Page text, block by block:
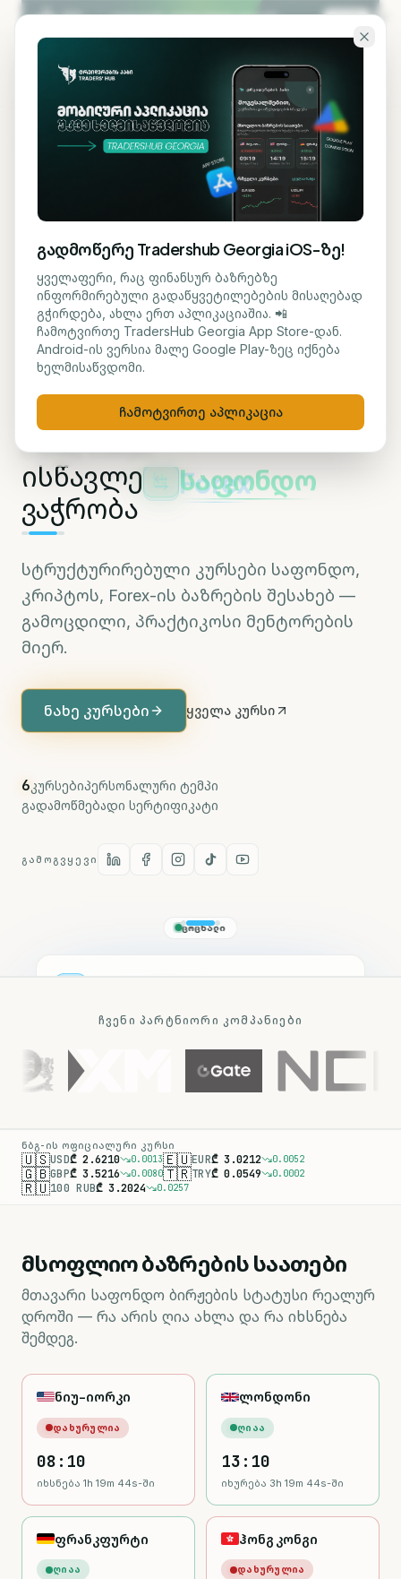
გადადი ძირითად შინაარსზე
KA EN
ᲢᲠᲔᲘᲓᲔᲠᲔᲑᲘᲡ ᲰᲐᲑᲘ — ᲡᲐᲥᲐᲠᲗᲕᲔᲚᲝᲡ #1
ᲞᲚᲐᲢᲤᲝᲠᲛᲐ ᲤᲘᲜᲐᲜᲡᲣᲠᲘ ᲒᲐᲜᲐᲗᲚᲔᲑᲘᲡᲗᲕᲘᲡ
ისწავლე
ტრეიდინგი და
ინვესტიციები
ერთ სივრცეში
ᲡᲐᲛᲘᲖᲜᲔ ᲑᲐᲖᲠᲔᲑᲘ
ისწავლე
საფონდო
ვაჭრობა
სტრუქტურირებული კურსები საფონდო,
კრიპტოს, Forex-ის ბაზრების შესახებ —
გამოცდილი, პრაქტიკოსი მენტორების
მიერ.
ნახე კურსები ყველა კურსი
6 კურსებიპერსონალური ტემპი
გადამოწმებადი სერტიფიკატი
ᲒᲐᲛᲝᲒᲕᲧᲔᲕᲘ
ᲪᲝᲪᲮᲐᲚᲘ
ᲙᲠᲘᲞᲢᲝ
65,111.00
1.1535
-0.06%
S&P 500
7,757.64
ᲩᲕᲔᲜᲘ ᲞᲐᲠᲢᲜᲘᲝᲠᲘ ᲙᲝᲛᲞᲐᲜᲘᲔᲑᲘ
ᲜᲑᲒ-ᲘᲡ ᲝᲤᲘᲪᲘᲐᲚᲣᲠᲘ ᲙᲣᲠᲡᲘ
🇺🇸USD₾ 2.6210 0.0013🇪🇺EUR₾ 3.0212 0.0052
🇬🇧GBP₾ 3.5216 0.0080🇹🇷TRY₾ 0.0549 0.0002
🇷🇺100 RUB₾3.2024 0.0257
მსოფლიო ბაზრების საათები
მთავარი საფონდო ბირჟების სტატუსი რეალურ
დროში — რა არის ღია ახლა და რა იხსნება
შემდეგ.
ნიუ-იორკი
ᲓᲐᲮᲣᲠᲣᲚᲘᲐ
08:10
იხსნება 1h 19m 43s-ში
ლონდონი
ᲦᲘᲐᲐ
13:10
იხურება 3h 19m 43s-ში
ფრანკფურტი
ᲦᲘᲐᲐ
ჰონგ კონგი
ᲓᲐᲮᲣᲠᲣᲚᲘᲐ
გადმოწერე Tradershub Georgia iOS-ზე!
ყველაფერი, რაც ფინანსურ ბაზრებზე
ინფორმირებული გადაწყვეტილებების მისაღებად
გჭირდება, ახლა ერთ აპლიკაციაშია. 📲
ჩამოტვირთე TradersHub Georgia App Store-დან.
Android-ის ვერსია მალე Google Play-ზეც იქნება
ხელმისაწვდომი.
ჩამოტვირთე აპლიკაცია